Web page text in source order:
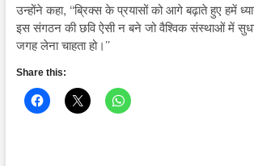
उन्होंने कहा, ‘‘ब्रिक्स के प्रयासों को आगे बढ़ाते हुए हमें
इस संगठन की छवि ऐसी न बने जो वैश्विक संस्थाओं में
जगह लेना चाहता हो।’’
Share this: